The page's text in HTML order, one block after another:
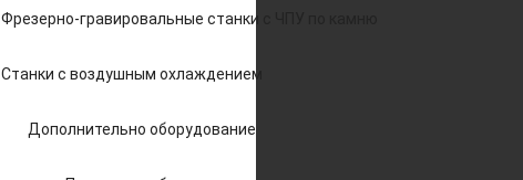
Фрезерно-гравировальные станки с ЧПУ по камню
Станки с воздушным охлаждением
Дополнительно оборудование